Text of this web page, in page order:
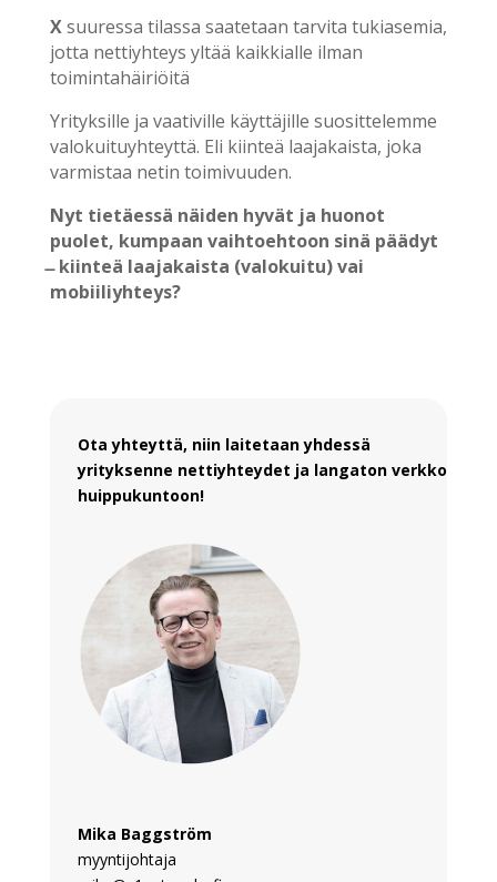
Xsuuressa tilassa saatetaan tarvita tukiasemia,
jotta nettiyhteys yltää kaikkialle ilman
toimintahäiriöitä
Yrityksille ja vaativille käyttäjille suosittelemme
valokuituyhteyttä. Eli kiinteä laajakaista, joka
varmistaa netin toimivuuden.
Nyt tietäessä näiden hyvät ja huonot
puolet, kumpaan vaihtoehtoon sinä päädyt
̶ kiinteä laajakaista (valokuitu) vai
mobiiliyhteys?
Ota yhteyttä, niin laitetaan yhdessä
yrityksenne nettiyhteydet ja langaton verkko
huippukuntoon!
Mika Baggström
myyntijohtaja